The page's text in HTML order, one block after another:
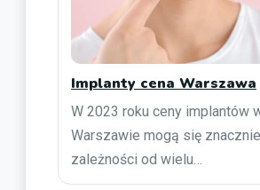
Implanty cena Warszawa
W 2023 roku ceny implantów
Warszawie mogą się
zależności od wielu…